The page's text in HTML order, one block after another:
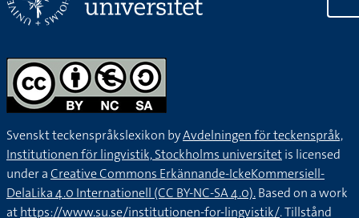
Svenskt teckenspråkslexikon byAvdelningen för teckenspråk,
Institutionen för lingvistik, Stockholms universitetis licensed
under aCreative Commons Erkännande-IckeKommersiell-
DelaLika 4.0 Internationell (CC BY-NC-SA 4.0).Based on a work
athttps://www.su.se/institutionen-for-lingvistik/. Tillstånd